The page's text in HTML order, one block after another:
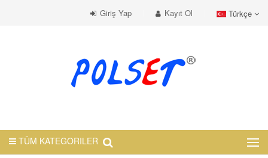
Giriş Yap Kayıt Ol Türkçe
TÜM KATEGORILER